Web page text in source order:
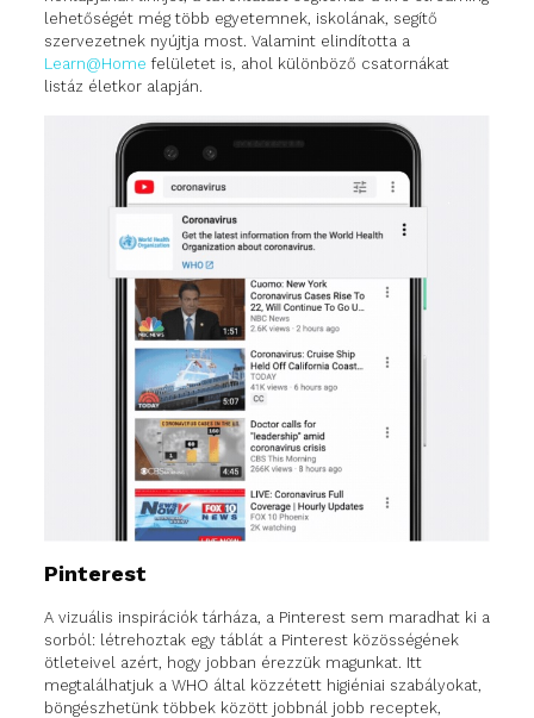
lehetőségét még több egyetemnek, iskolának, segítő
szervezetnek nyújtja most. Valamint elindította a
Learn@Home felületet is, ahol különböző csatornákat
listáz életkor alapján.
Pinterest
A vizuális inspirációk tárháza, a Pinterest sem maradhat ki a
sorból: létrehoztak egy táblát a Pinterest közösségének
ötleteivel azért, hogy jobban érezzük magunkat. Itt
megtalálhatjuk a WHO által közzétett higiéniai szabályokat,
böngészhetünk többek között jobbnál jobb receptek,